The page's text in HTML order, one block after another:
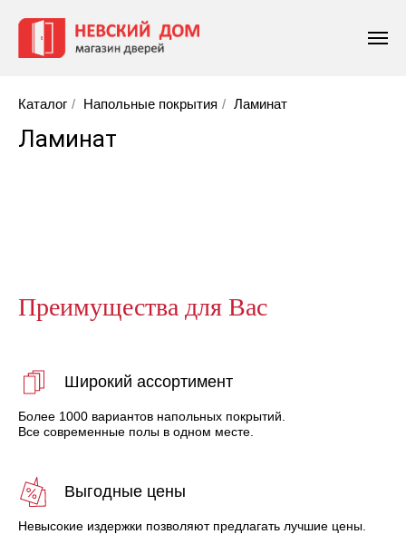
Каталог / Напольные покрытия / Ламинат
Ламинат
Преимущества для Вас
Широкий ассортимент
Более 1000 вариантов напольных покрытий.
Все современные полы в одном месте.
Выгодные цены
Невысокие издержки позволяют предлагать лучшие цены.